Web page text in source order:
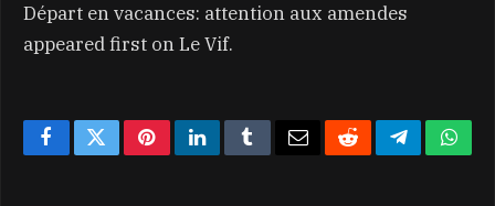
Départ en vacances: attention aux amendes
appeared first on Le Vif.
FacebookTwitterPinterestLinkedInTumblr EmailRedditTelegram